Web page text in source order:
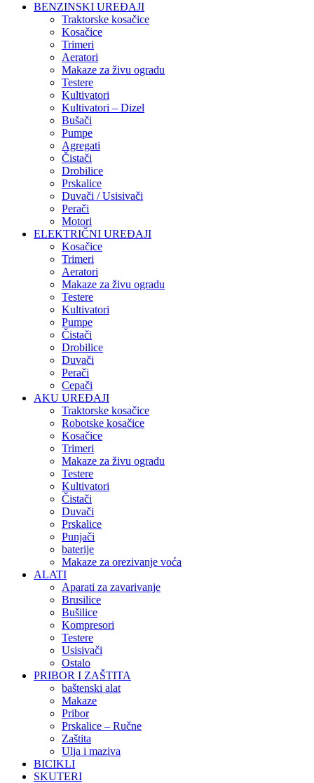
BENZINSKI UREĐAJI
Traktorske kosačice
Kosačice
Trimeri
Aeratori
Makaze za živu ogradu
Testere
Kultivatori
Kultivatori – Dizel
Bušači
Pumpe
Agregati
Čistači
Drobilice
Prskalice
Duvači / Usisivači
Perači
Motori
ELEKTRIČNI UREĐAJI
Kosačice
Trimeri
Aeratori
Makaze za živu ogradu
Testere
Kultivatori
Pumpe
Čistači
Drobilice
Duvači
Perači
Cepači
AKU UREĐAJI
Traktorske kosačice
Robotske kosačice
Kosačice
Trimeri
Makaze za živu ogradu
Testere
Kultivatori
Čistači
Duvači
Prskalice
Punjači
baterije
Makaze za orezivanje voća
ALATI
Aparati za zavarivanje
Brusilice
Bušilice
Kompresori
Testere
Usisivači
Ostalo
PRIBOR I ZAŠTITA
baštenski alat
Makaze
Pribor
Prskalice – Ručne
Zaštita
Ulja i maziva
BICIKLI
SKUTERI